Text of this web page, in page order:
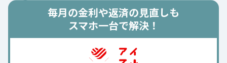
毎月の金利や返済の見直しも
スマホ一台で解決！